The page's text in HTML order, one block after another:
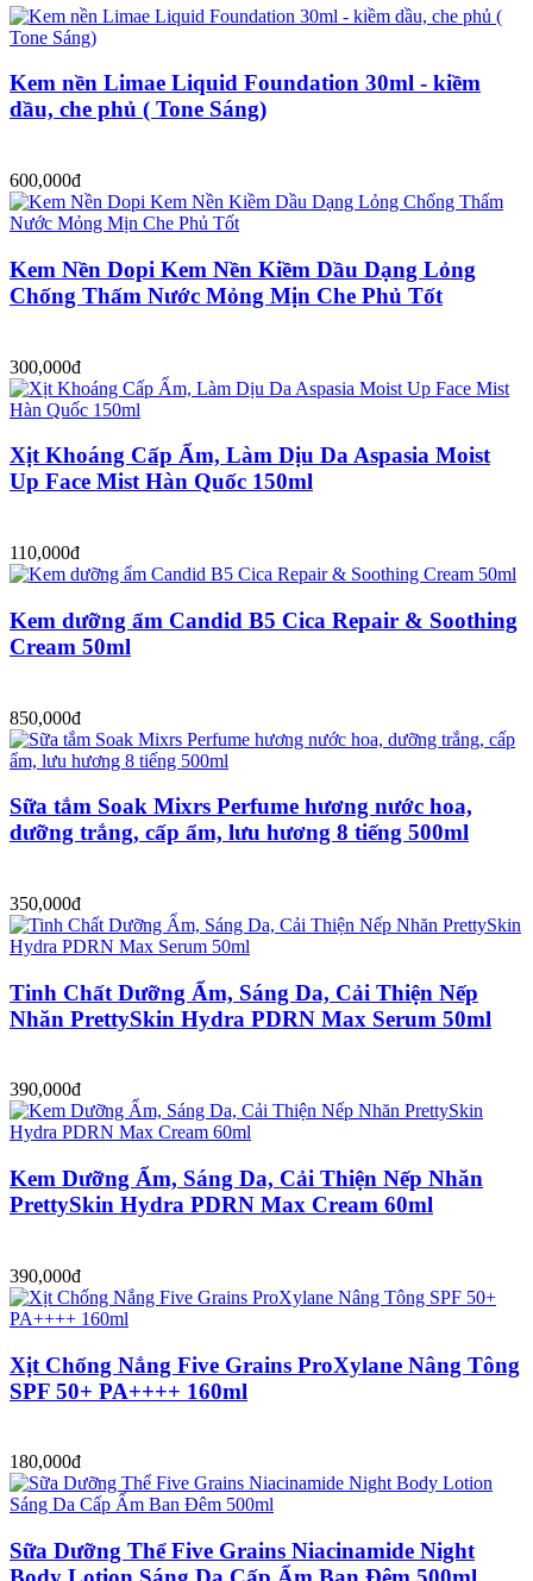
Kem nền Limae Liquid Foundation 30ml - kiềm
dầu, che phủ ( Tone Sáng)
600,000đ
Kem Nền Dopi Kem Nền Kiềm Dầu Dạng Lỏng
Chống Thấm Nước Mỏng Mịn Che Phủ Tốt
300,000đ
Xịt Khoáng Cấp Ẩm, Làm Dịu Da Aspasia Moist
Up Face Mist Hàn Quốc 150ml
110,000đ
Kem dưỡng ẩm Candid B5 Cica Repair & Soothing
Cream 50ml
850,000đ
Sữa tắm Soak Mixrs Perfume hương nước hoa,
dưỡng trắng, cấp ẩm, lưu hương 8 tiếng 500ml
350,000đ
Tinh Chất Dưỡng Ẩm, Sáng Da, Cải Thiện Nếp
Nhăn PrettySkin Hydra PDRN Max Serum 50ml
390,000đ
Kem Dưỡng Ẩm, Sáng Da, Cải Thiện Nếp Nhăn
PrettySkin Hydra PDRN Max Cream 60ml
390,000đ
Xịt Chống Nắng Five Grains ProXylane Nâng Tông
SPF 50+ PA++++ 160ml
180,000đ
Sữa Dưỡng Thể Five Grains Niacinamide Night